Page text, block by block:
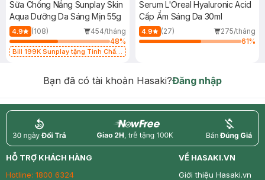
Sữa Chống Nắng Sunplay Skin
Aqua Dưỡng Da Sáng Mịn 55g
4.9 (108)
454/tháng
48%
Bill 199K Sunplay tặng Tinh Chất
Serum L'Oreal Hyaluronic Acid
Cấp Ẩm Sáng Da 30ml
4.9 (27)
275/tháng
61%
Bạn đã có tài khoản Hasaki?Đăng nhập
return nowfree price
HỖ TRỢ KHÁCH HÀNG
Hotline: 1800 6324
VỀ HASAKI.VN
Giới thiệu Hasaki.vn